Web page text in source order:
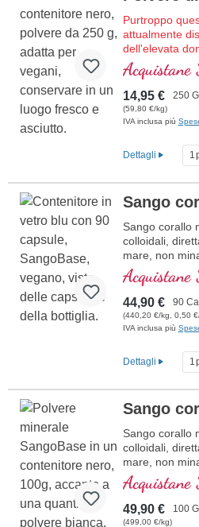
Purtroppo
attualmente
dell'elevata
ricevere
30/2026.
La polvere di
fornisce calcio
fondamentale
cellulare.
in
sotto forma di
stomaco e
sensibili. La
vegetale è
agli anziani.
di alluminio,
e sviluppato
esperienza
maggiori
calcio
14,95 € 250
(59,80 €/kg)
IVA inclusa più
Dettagli
Sango
Sango corallo
colloidali,
mare, non
calcio
44,90 € 90
(440,20 €/kg, 0,50
IVA inclusa più
Dettagli
Sango
Sango corallo
colloidali,
mare, non
calcio
49,90 € 100
(499,00 €/kg)